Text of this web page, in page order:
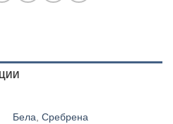
Бела,Сребрена